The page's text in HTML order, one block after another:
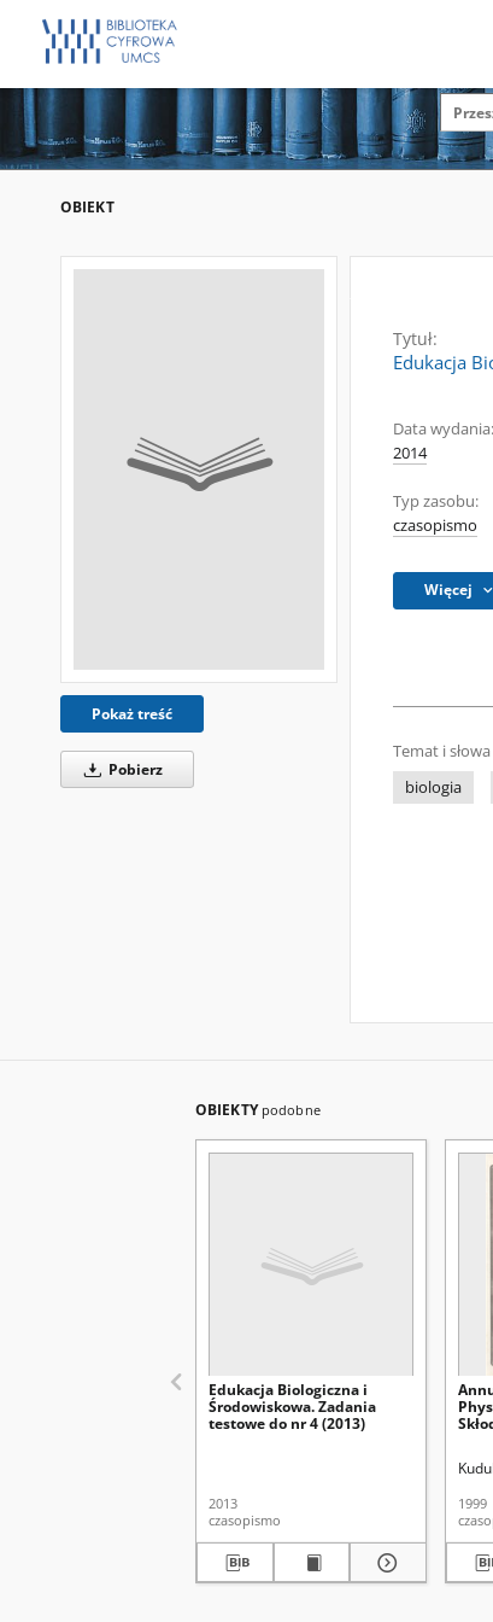
OBIEKT
Pokaż treść
Pobierz
Tytuł:
Edukacja
Data wydania:
2014
Typ zasobu:
czasopismo
Więcej
Temat i
biologia
OBIEKTY podobne
Edukacja Biologiczna i
Środowiskowa. Zadania
testowe do nr 4 (2013)
2013
czasopismo
1999